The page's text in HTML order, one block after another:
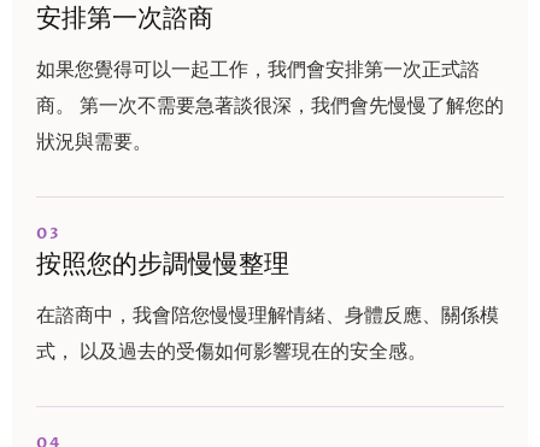
安排第一次諮商
如果您覺得可以一起工作，我們會安排第一次正式諮
商。 第一次不需要急著談很深，我們會先慢慢了解您的
狀況與需要。
03
按照您的步調慢慢整理
在諮商中，我會陪您慢慢理解情緒、身體反應、關係模
式， 以及過去的受傷如何影響現在的安全感。